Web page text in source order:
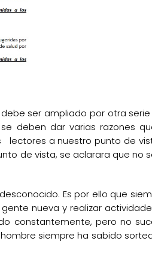
ser ampliado por otra
deben dar varias razones
a nuestro punto de
de vista, se aclarara que
Es por ello que
nueva y realizar
constantemente, pero no
siempre ha sabido